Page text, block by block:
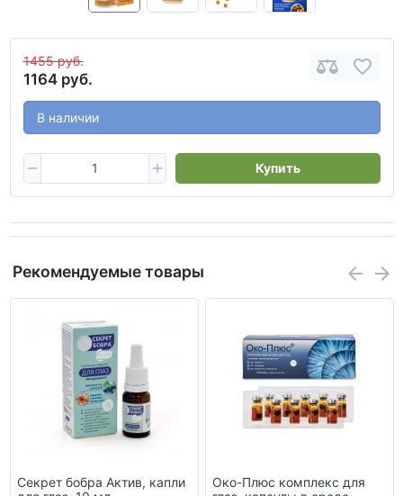
1455 руб.
1164 руб.
В наличии
Купить
Рекомендуемые товары
Секрет бобра Актив, капли
Око-Плюс комплекс для